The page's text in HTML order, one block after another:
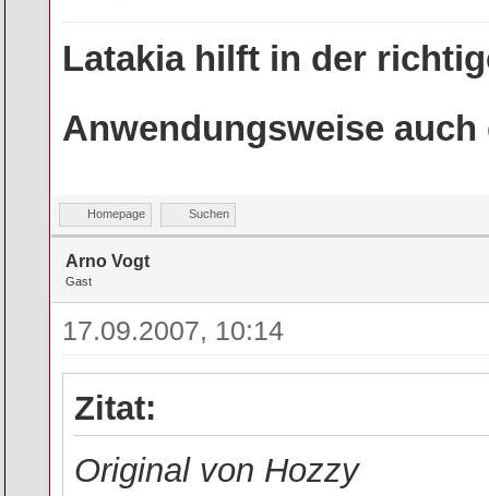
Latakia hilft in der
Anwendungsweise auch
Homepage Suchen
Arno Vogt
Gast
17.09.2007, 10:14
Zitat:
Original von Hozzy